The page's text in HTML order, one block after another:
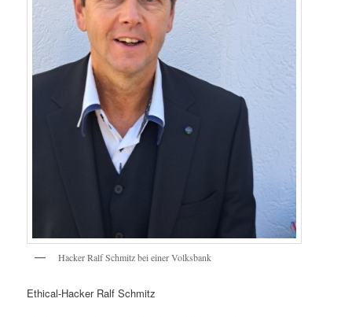
Hacker Ralf Schmitz bei einer Volksbank
Ethical-Hacker Ralf Schmitz